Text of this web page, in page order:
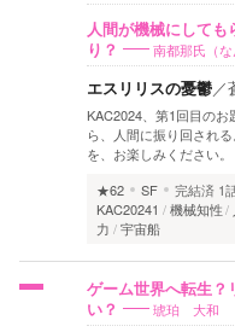
人間が機械にして
り？
南都那氏（
エスリリスの憂鬱／
KAC2024、第1回目の
ら、人間に振り回され
を、お楽しみください。
★62
SF 完結済 1
KAC20241
機械知性
力
宇宙船
ゲーム世界へ転生？
い？
琥珀 大和